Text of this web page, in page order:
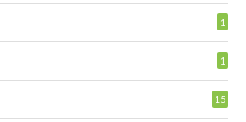
1
1
15